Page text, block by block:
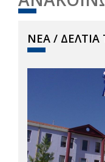
ΝΕΑ / ΔΕΛΤΙΑ